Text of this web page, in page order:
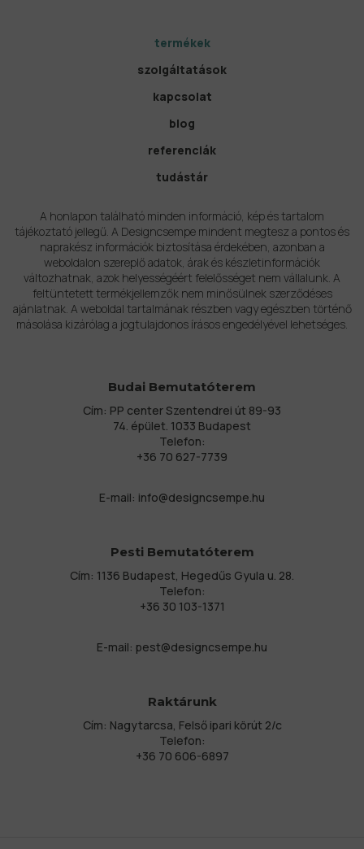
termékek
szolgáltatások
kapcsolat
blog
referenciák
tudástár
A honlapon található minden információ, kép és tartalom
tájékoztató jellegű. A Designcsempe mindent megtesz a pontos és
naprakész információk biztosítása érdekében, azonban a
weboldalon szereplő adatok, árak és készletinformációk
változhatnak, azok helyességéért felelősséget nem vállalunk. A
feltüntetett termékjellemzők nem minősülnek szerződéses
ajánlatnak. A weboldal tartalmának részben vagy egészben történő
másolása kizárólag a jogtulajdonos írásos engedélyével lehetséges.
Budai Bemutatóterem
Cím: PP center Szentendrei út 89-93
74. épület. 1033 Budapest
Telefon:
+36 70 627-7739
E-mail: info@designcsempe.hu
Pesti Bemutatóterem
Cím: 1136 Budapest, Hegedűs Gyula u. 28.
Telefon:
+36 30 103-1371
E-mail: pest@designcsempe.hu
Raktárunk
Cím: Nagytarcsa, Felső ipari körút 2/c
Telefon:
+36 70 606-6897